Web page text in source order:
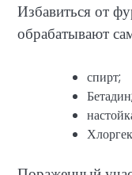
Избавиться от
обрабатывают
спирт;
Бетадин;